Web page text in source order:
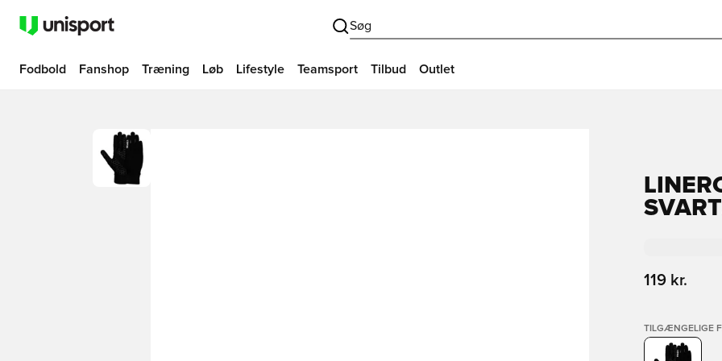
Søg
Fodbold Fanshop Træning Løb Lifestyle Teamsport Tilbud Outlet
119 kr.
TILGÆNGELIGE